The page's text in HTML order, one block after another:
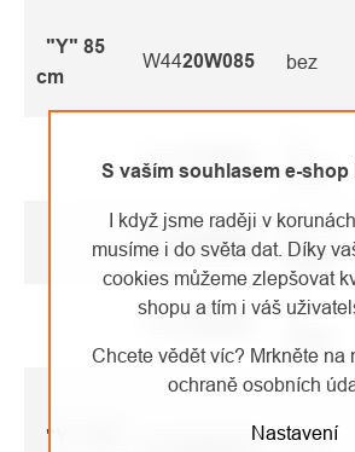
S vaším souhlasem e-shop
I když jsme raději v
musíme i do světa dat. Díky
cookies můžeme zlepšovat
shopu a tím i váš
Chcete vědět víc? Mrkněte na
ochraně osobních
Nastavení
"Y" 85
cm
W4420W085 bez
W44 21W085
K370
W4422W085
2x
K353
W44
2x
"Y" 155